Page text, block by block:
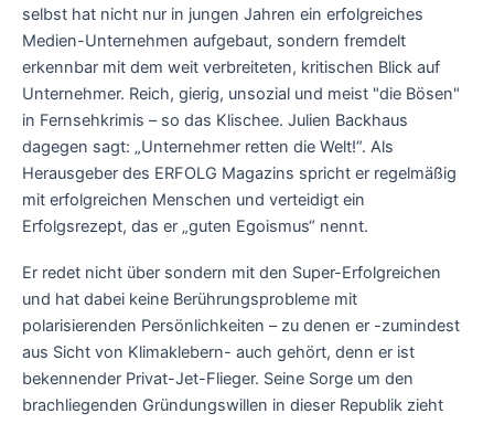
selbst hat nicht nur in jungen Jahren ein erfolgreiches
Medien-Unternehmen aufgebaut, sondern fremdelt
erkennbar mit dem weit verbreiteten, kritischen Blick auf
Unternehmer. Reich, gierig, unsozial und meist "die Bösen"
in Fernsehkrimis – so das Klischee. Julien Backhaus
dagegen sagt: „Unternehmer retten die Welt!“. Als
Herausgeber des ERFOLG Magazins spricht er regelmäßig
mit erfolgreichen Menschen und verteidigt ein
Erfolgsrezept, das er „guten Egoismus“ nennt.
Er redet nicht über sondern mit den Super-Erfolgreichen
und hat dabei keine Berührungsprobleme mit
polarisierenden Persönlichkeiten – zu denen er -zumindest
aus Sicht von Klimaklebern- auch gehört, denn er ist
bekennender Privat-Jet-Flieger. Seine Sorge um den
brachliegenden Gründungswillen in dieser Republik zieht